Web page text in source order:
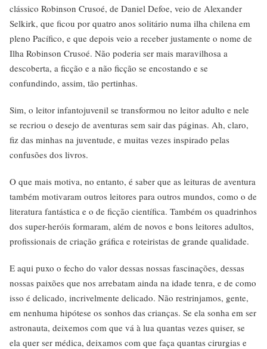
clássico Robinson Crusoé, de Daniel Defoe, veio de Alexander
Selkirk, que ficou por quatro anos solitário numa ilha chilena em
pleno Pacífico, e que depois veio a receber justamente o nome de
Ilha Robinson Crusoé. Não poderia ser mais maravilhosa a
descoberta, a ficção e a não ficção se encostando e se
confundindo, assim, tão pertinhas.
Sim, o leitor infantojuvenil se transformou no leitor adulto e nele
se recriou o desejo de aventuras sem sair das páginas. Ah, claro,
fiz das minhas na juventude, e muitas vezes inspirado pelas
confusões dos livros.
O que mais motiva, no entanto, é saber que as leituras de aventura
também motivaram outros leitores para outros mundos, como o de
literatura fantástica e o de ficção científica. Também os quadrinhos
dos super-heróis formaram, além de novos e bons leitores adultos,
profissionais de criação gráfica e roteiristas de grande qualidade.
E aqui puxo o fecho do valor dessas nossas fascinações, dessas
nossas paixões que nos arrebatam ainda na idade tenra, e de como
isso é delicado, incrivelmente delicado. Não restrinjamos, gente,
em nenhuma hipótese os sonhos das crianças. Se ela sonha em ser
astronauta, deixemos com que vá à lua quantas vezes quiser, se
ela quer ser médica, deixamos com que faça quantas cirurgias e